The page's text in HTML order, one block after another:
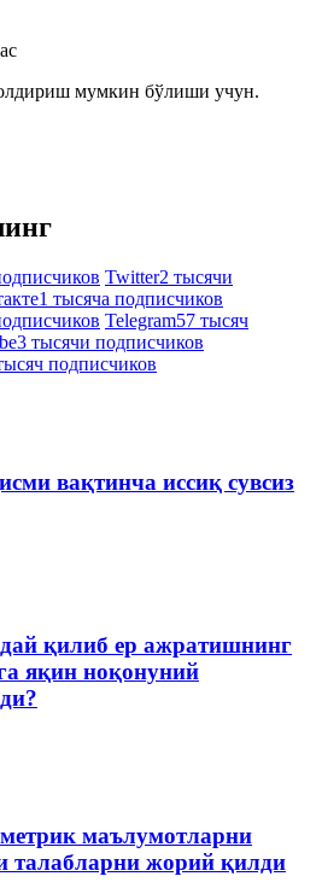
мумкин бўлиши учун.
Twitter2 тысячи
1 тысяча подписчиков
Telegram57 тысяч
3 тысячи подписчиков
подписчиков
вақтинча иссиқ сувсиз
қилиб ер ажратишнинг
яқин ноқонуний
маълумотларни
талабларни жорий қилди